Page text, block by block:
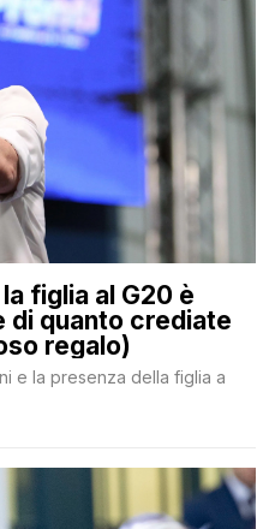
figlia al G20 è
di quanto crediate
regalo)
e la presenza della figlia a